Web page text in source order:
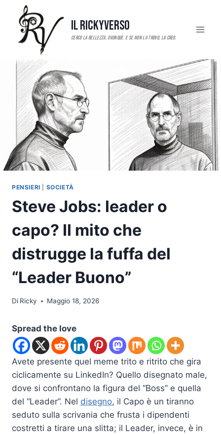
contenuto
Il RickyVerso
PENSIERI SOCIETÀ
Steve Jobs: leader o
capo? Il mito che
distrugge la fuffa del
“Leader Buono”
Di Ricky Maggio 18, 2026
Spread the love
Avete presente quel meme trito e ritrito che gira
ciclicamente su LinkedIn? Quello disegnato male,
dove si confrontano la figura del “Boss” e quella
del “Leader”. Nel disegno, il Capo è un tiranno
seduto sulla scrivania che frusta i dipendenti
costretti a tirare una slitta; il Leader, invece, è in